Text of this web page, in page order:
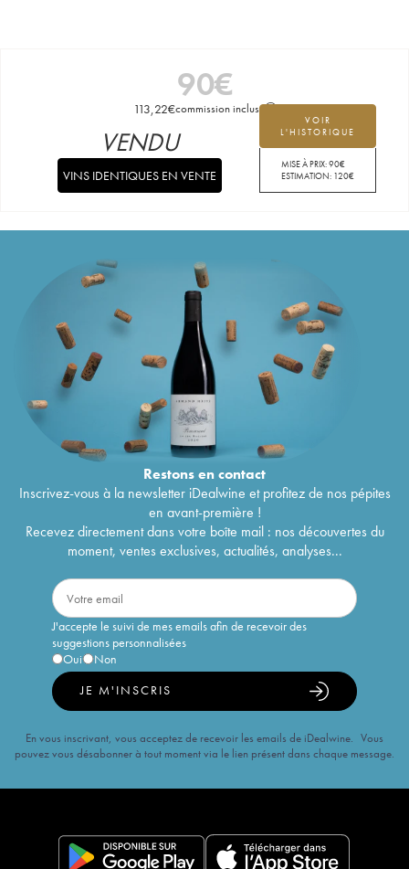
90€
113,22€commission incluse
VOIR
L'HISTORIQUE
MISE À PRIX:90€
ESTIMATION: 120€
VENDU
VINS IDENTIQUES EN VENTE
Restons encontact
Inscrivez-vous à la newsletter iDealwine et profitez de nos pépites
en avant-première !
Recevez directement dans votre boîte mail : nos découvertes du
moment, ventes exclusives, actualités, analyses...
J'accepte le suivi de mes emails afin de recevoir des
suggestions personnalisées
Oui
Non
JE M'INSCRIS
En vous inscrivant, vous acceptez de recevoir les emails de iDealwine. Vous
pouvez vous désabonner à tout moment via le lien présent dans chaque message.